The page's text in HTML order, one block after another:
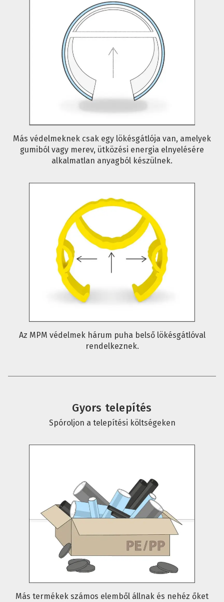
Más védelmeknek csak egy lökésgátlója van, amelyek
gumiból vagy merev, ütközési energia elnyelésére
alkalmatlan anyagból készülnek.
Az MPM védelmek hárum puha belső lökésgátlóval
rendelkeznek.
Gyors telepítés
Spóroljon a telepítési költségeken
Más termékek számos elemből állnak és nehéz őket